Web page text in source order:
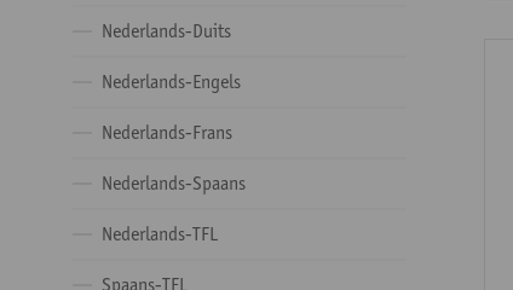
Nederlands-Duits
Nederlands-Engels
Nederlands-Frans
Nederlands-Spaans
Nederlands-TFL
Spaans-TFL